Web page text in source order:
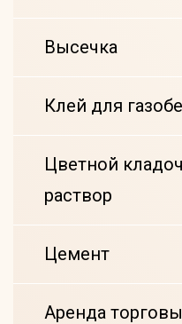
Высечка
Клей для
Цветной
раствор
Цемент
Аренда